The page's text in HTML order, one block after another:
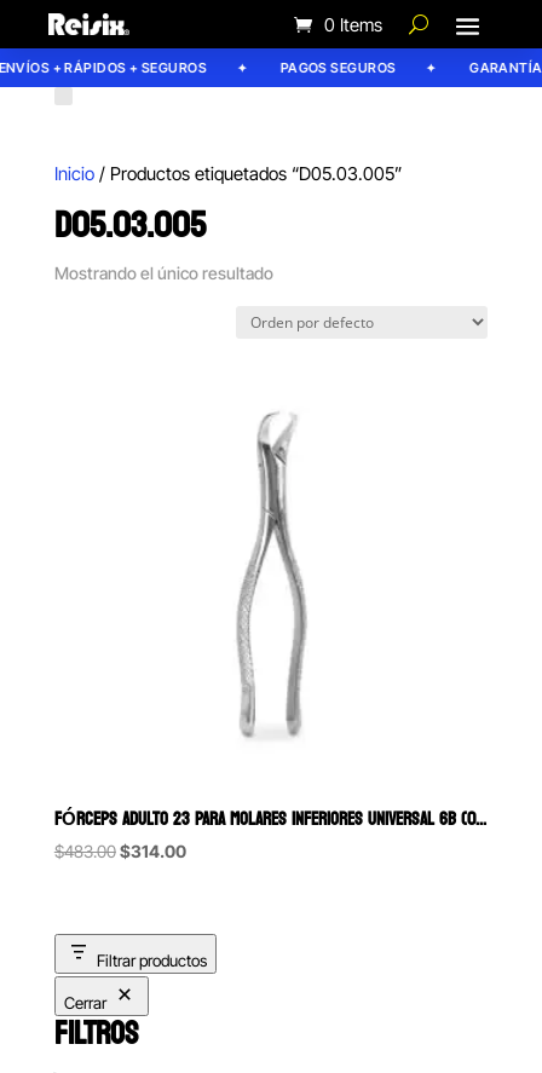
0 Items
+ RÁPIDOS + SEGUROS PAGOS SEGUROS GARANTÍA
Inicio/ Productos etiquetados “D05.03.005”
D05.03.005
Mostrando el único resultado
FÓRCEPS ADULTO 23 PARA MOLARES INFERIORES UNIVERSAL 6B (082)
$483.00Original
$483.00.
$314.00Current
$314.00.
Filtrar productos
Cerrar
FILTROS